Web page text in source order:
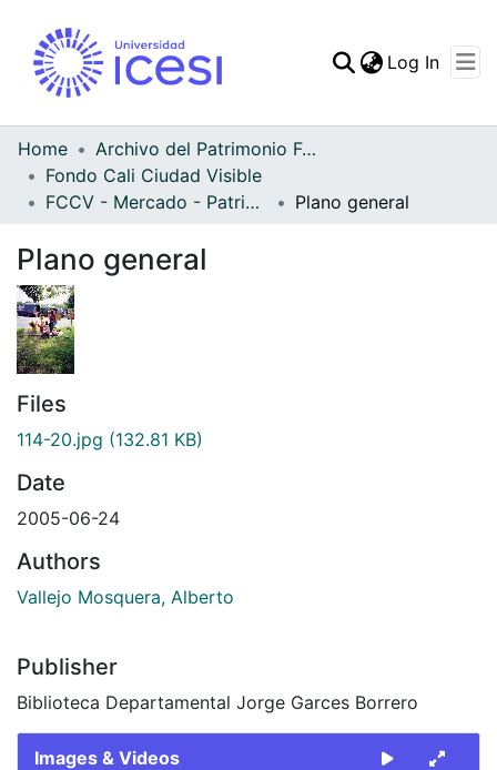
Log In
Home
Archivo del Patrimonio Fotográfico y Fílmico del Valle del Cauca
Fondo Cali Ciudad Visible
FCCV - Mercado - Patrimonial
Plano general
Plano general
Files
114-20.jpg (132.81 KB)
Date
2005-06-24
Authors
Vallejo Mosquera, Alberto
Publisher
Biblioteca Departamental Jorge Garces Borrero
Images & Videos